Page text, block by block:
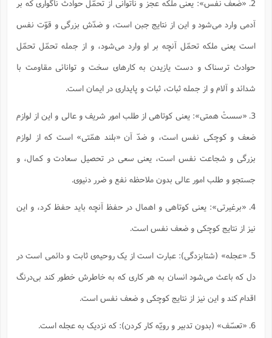
2. «ضعف نفس»: یعنى ملکه عجز و ناتوانى از تحمّل حوادث ناگوارى که بر
آدمى وارد مى‌شود و این از نتایج جبن است، و ضدّش بزرگى و قوّت نفس
است یعنى ملکه تحمّل آنچه بر او وارد مى‌شود، و از جمله تحمّل تحمّل
حوادث ترسناک و دست یازیدن به کارهاى سخت و توانائى مقاومت با
شدائد و آلام و از جمله ثبات، ثبات و پایدارى در ایمان است.
3. «سستْ همتی»: یعنى کوتاهى از طلب امور شریف و عالى و این از لوازم
ضعف و کوچکى نفس است، و ضدّ آن «بلند همّتى» است که از لوازم
بزرگى و شجاعت نفس است، یعنى سعى در تحصیل سعادت و کمال، و
جستجو و طلب امور عالى بدون ملاحظه نفع و ضرر دنیوى.
4. «بر‌غیرتی»: یعنى کوتاهى و اهمال در حفظ آنچه باید حفظ کرد، و این
نیز از نتایج کوچکى و ضعف نفس است.
5. «عجله» (شتابزدگى): عبارت است از یک روحیه‌ی ثابت و دائمى است در
دل که باعث مى‌شود انسان به هر کارى که به خاطرش خطور کند بى‌درنگ
اقدام کند و این نیز از نتایج کوچکى و ضعف نفس است.
6. «تعسّف» (بدون تدبیر و رویّه کار کردن): که نزدیک به عجله است.